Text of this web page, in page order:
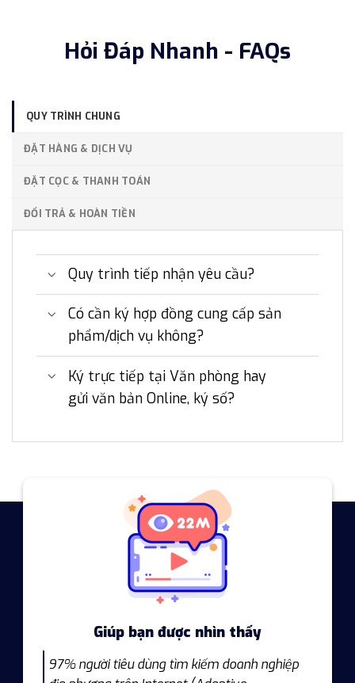
Hỏi Đáp Nhanh - FAQs
QUY TRÌNH CHUNG
ĐẶT HÀNG & DỊCH VỤ
ĐẶT CỌC & THANH TOÁN
ĐỔI TRẢ & HOÀN TIỀN
Quy trình tiếp nhận yêu cầu?
Có cần ký hợp đồng cung cấp sản
phẩm/dịch vụ không?
Ký trực tiếp tại Văn phòng hay
gửi văn bản Online, ký số?
Giúp bạn được nhìn thấy
97% người tiêu dùng tìm kiếm doanh nghiệp